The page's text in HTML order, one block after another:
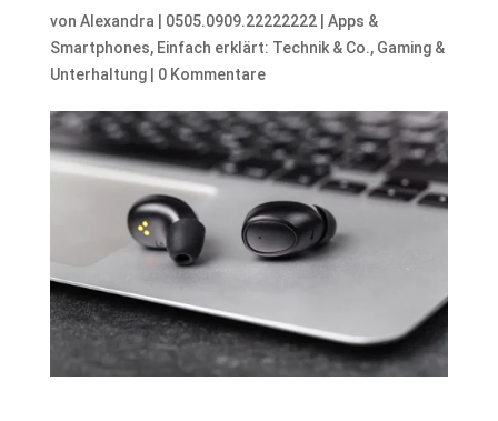
von Alexandra 0505.0909.22222222| Apps &
Smartphones, Einfach erklärt: Technik & Co., Gaming &
Unterhaltung| 0 Kommentare